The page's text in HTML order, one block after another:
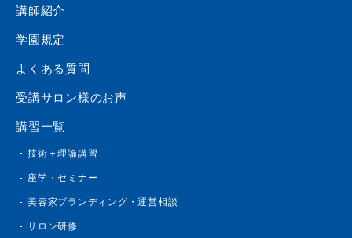
講師紹介
学園規定
よくある質問
受講サロン様のお声
講習一覧
技術＋理論講習
座学・セミナー
美容家ブランディング・運営相談
サロン研修